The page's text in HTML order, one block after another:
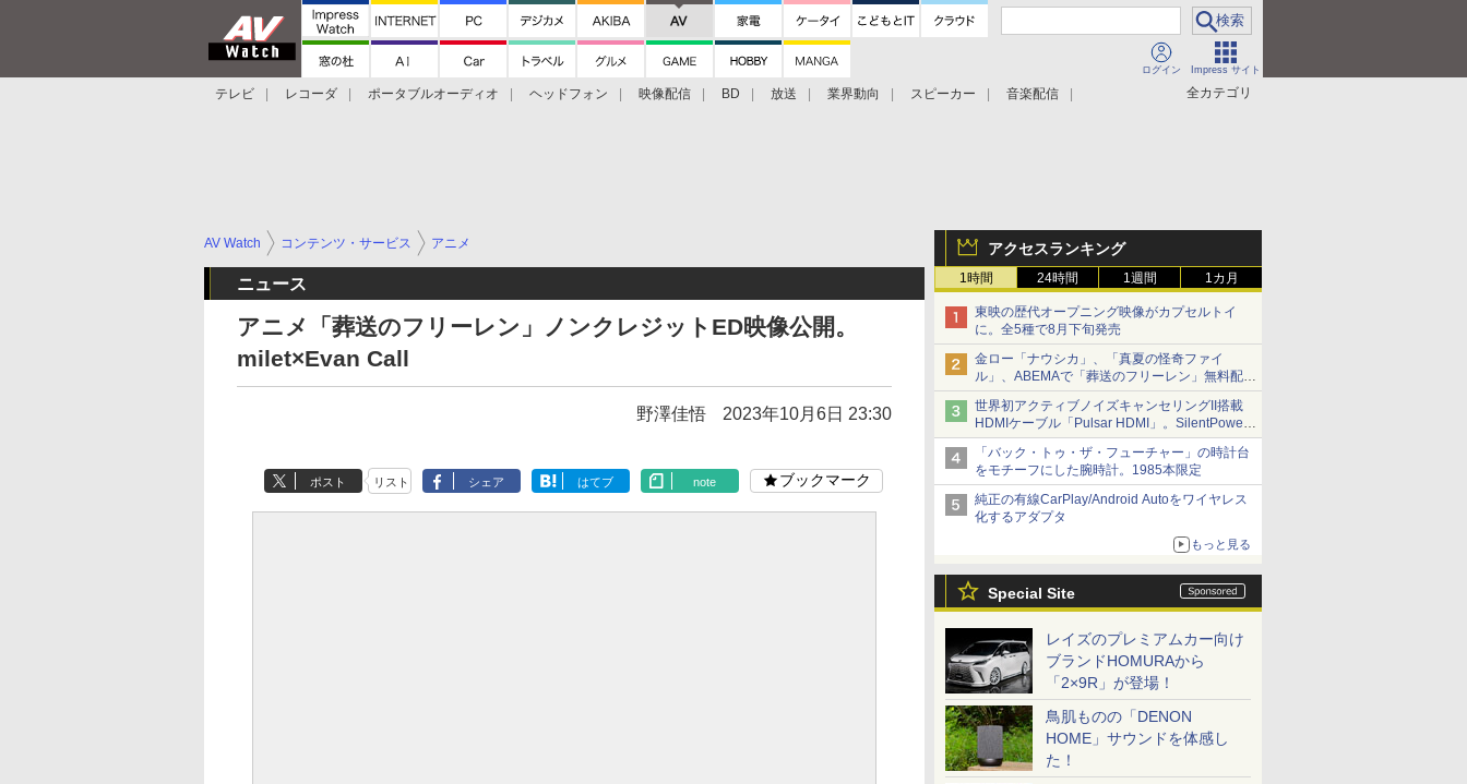
ログイン Impress サイト
全カテゴリ
テレビ レコーダ ポータブルオーディオ ヘッドフォン 映像配信 BD 放送 業界動向 スピーカー
音楽配信
アクセスランキング
1時間 24時間 1週間 1カ月
東映の歴代オープニング映像がカプセルトイ
に。全5種で8月下旬発売
金ロー「ナウシカ」、「真夏の怪奇ファイ
ル」、ABEMAで「葬送のフリーレン」無料配信
など。夏の特番・配信情報
世界初アクティブノイズキャンセリングII搭載
HDMIケーブル「Pulsar HDMI」。SilentPower
から
「バック・トゥ・ザ・フューチャー」の時計台
をモチーフにした腕時計。1985本限定
純正の有線CarPlay/Android Autoをワイヤレス
化するアダプタ
もっと見る
Special Site
レイズのプレミアムカー向け
ブランドHOMURAから
「2×9R」が登場！
鳥肌ものの「DENON
HOME」サウンドを体感し
た！
AV Watch コンテンツ・サービス アニメ
ニュース
アニメ「葬送のフリーレン」ノンクレジットED映像公開。
milet×Evan Call
野澤佳悟 2023年10月6日 23:30
ポスト リスト シェア はてブ note ブックマーク